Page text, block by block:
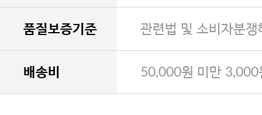
품질보증기준 관련법 및 소비자분
배송비 50,000원 미만 3,000